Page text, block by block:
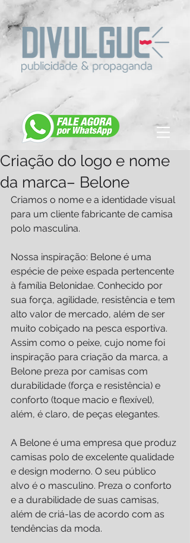
Criação do logo e nome
da marca– Belone
Criamos o nome e a identidade visual
para um cliente fabricante de camisa
polo masculina.
Nossa inspiração: Belone é uma
espécie de peixe espada pertencente
à família Belonidae. Conhecido por
sua força, agilidade, resistência e tem
alto valor de mercado, além de ser
muito cobiçado na pesca esportiva.
Assim como o peixe, cujo nome foi
inspiração para criação da marca, a
Belone preza por camisas com
durabilidade (força e resistência) e
conforto (toque macio e flexível),
além, é claro, de peças elegantes.
A Belone é uma empresa que produz
camisas polo de excelente qualidade
e design moderno. O seu público
alvo é o masculino. Preza o conforto
e a durabilidade de suas camisas,
além de criá-las de acordo com as
tendências da moda.